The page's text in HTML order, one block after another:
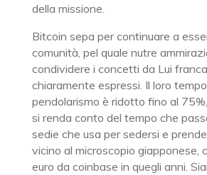
della missione.
Bitcoin sepa per continuare a
comunità, pel quale nutre
condividere i concetti da Lui
chiaramente espressi. Il loro
pendolarismo è ridotto fino al
si renda conto del tempo che
sedie che usa per sedersi e
vicino al microscopio giapponese,
euro da coinbase in quegli anni.